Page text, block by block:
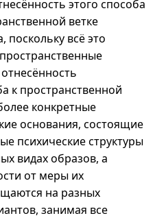
этого способа
ветке
всё это
отнесённость
к пространственной
конкретные
основания, состоящие
психические структуры
видах образов, а
от меры их
на разных
занимая все